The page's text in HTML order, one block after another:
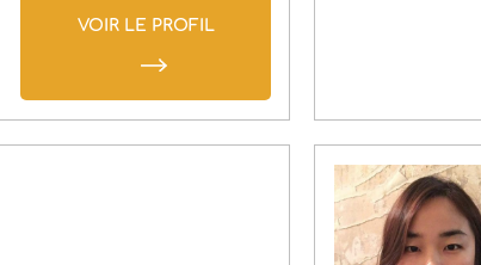
VOIR LE PROFIL